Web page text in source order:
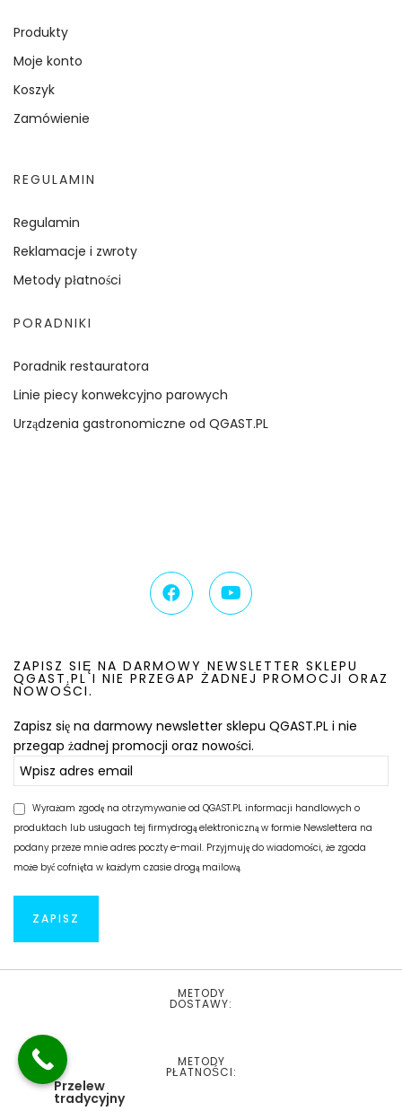
Produkty
Moje konto
Koszyk
Zamówienie
REGULAMIN
Regulamin
Reklamacje i zwroty
Metody płatności
PORADNIKI
Poradnik restauratora
Linie piecy konwekcyjno parowych
Urządzenia gastronomiczne od QGAST.PL
ZAPISZ SIĘ NA DARMOWY NEWSLETTER SKLEPU
QGAST.PL I NIE PRZEGAP ŻADNEJ PROMOCJI ORAZ
NOWOŚCI.
Zapisz się na darmowy newsletter sklepu QGAST.PL i nie
przegap żadnej promocji oraz nowości.
Wyrażam zgodę na otrzymywanie od QGAST.PL informacji handlowych o
produktach lub usługach tej firmydrogą elektroniczną w formie Newslettera na
podany przeze mnie adres poczty e-mail. Przyjmuję do wiadomości, że zgoda
może być cofnięta w każdym czasie drogą mailową.
METODY
DOSTAWY:
METODY
PŁATNOŚCI:
Przelew
tradycyjny